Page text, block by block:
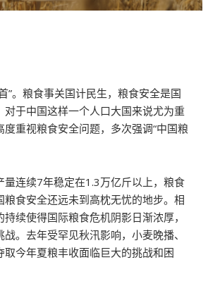
”。粮食事关国计民生，粮食安全是国
对于中国这样一个人口大国来说尤为重
重视粮食安全问题，多次强调“中国粮
量连续7年稳定在1.3万亿斤以上，粮食
粮食安全还远未到高枕无忧的地步。相
续使得国际粮食危机阴影日渐浓厚，
。去年受罕见秋汛影响，小麦晚播、
取今年夏粮丰收面临巨大的挑战和困